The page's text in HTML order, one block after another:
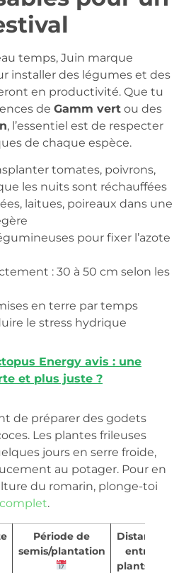
temps, Juin marque
installer des légumes et des
en productivité. Que tu
de Gamm vert ou des
, l’essentiel est de respecter
de chaque espèce.
tomates, poivrons,
les nuits sont réchauffées
laitues, poireaux dans une
pour fixer l’azote
: 30 à 50 cm selon les
en terre par temps
le stress hydrique
Energy avis : une
et plus juste ?
de préparer des godets
Les plantes frileuses
jours en serre froide,
au potager. Pour en
du romarin, plonge-toi
.
Période de
semis/plantation
Distance
entre
plants ↔️